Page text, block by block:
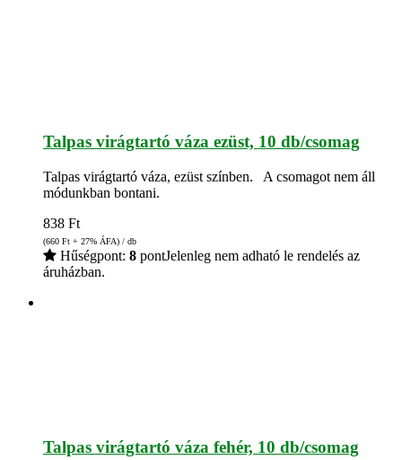
Talpas virágtartó váza ezüst, 10 db/csomag
Talpas virágtartó váza, ezüst színben. A csomagot nem áll
módunkban bontani.
838 Ft
(660 Ft + 27% ÁFA) / db
Hűségpont: 8 pontJelenleg nem adható le rendelés az
áruházban.
Talpas virágtartó váza fehér, 10 db/csomag